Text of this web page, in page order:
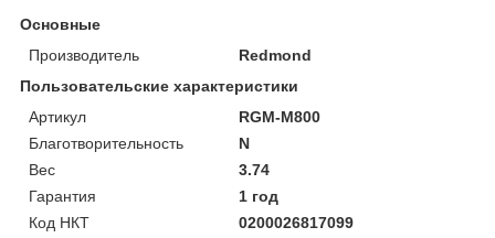
Основные
Производитель
Redmond
Пользовательские характеристики
Артикул
RGM-M800
Благотворительность
N
Вес
3.74
Гарантия
1 год
Код НКТ
0200026817099